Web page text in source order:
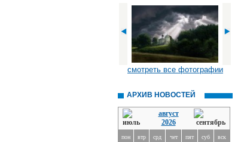
смотреть все фотографии
АРХИВ НОВОСТЕЙ
август
2026
пон втр срд чет пят суб вск